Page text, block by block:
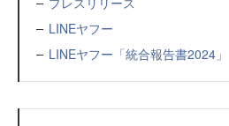
LINEヤフー
LINEヤフー「統合報告書2024」